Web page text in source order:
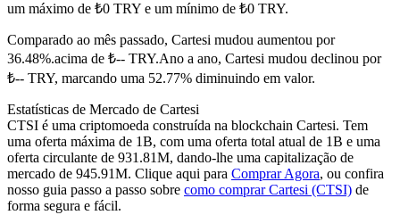
Futuros de USDC
Futuros usando USDC como garantia
um máximo de ₺0 TRY e um mínimo de ₺0 TRY.
Comparado ao mês passado, Cartesi mudou aumentou por
36.48%.acima de ₺-- TRY.Ano a ano, Cartesi mudou declinou por
₺-- TRY, marcando uma 52.77% diminuindo em valor.
Estatísticas de Mercado de Cartesi
CTSI é uma criptomoeda construída na blockchain Cartesi. Tem
uma oferta máxima de 1B, com uma oferta total atual de 1B e uma
oferta circulante de 931.81M, dando-lhe uma capitalização de
mercado de 945.91M. Clique aqui para Comprar Agora, ou confira
nosso guia passo a passo sobre como comprar Cartesi (CTSI) de
forma segura e fácil.